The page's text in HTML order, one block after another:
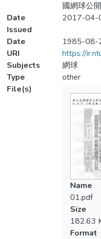
國網球公
Date
Issued
2017-04-
Date
1985-08-
URI
https://
Subjects
網球
Type
other
File(s)
Name
01.pdf
Size
182.63
Format